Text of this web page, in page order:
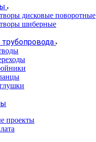
дисковые поворотные
шиберные
проекты